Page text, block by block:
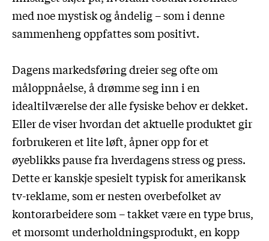
med noe mystisk og åndelig – som i denne
sammenheng oppfattes som positivt.
Dagens markedsføring dreier seg ofte om
måloppnåelse, å drømme seg inn i en
idealtilværelse der alle fysiske behov er dekket.
Eller de viser hvordan det aktuelle produktet gir
forbrukeren et lite løft, åpner opp for et
øyeblikks pause fra hverdagens stress og press.
Dette er kanskje spesielt typisk for amerikansk
tv-reklame, som er nesten overbefolket av
kontorarbeidere som – takket være en type brus,
et morsomt underholdningsprodukt, en kopp